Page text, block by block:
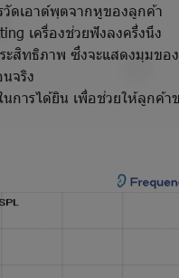
ดเอาต์พุตจากหูของลูกค้า
เครื่องช่วยฟังลงครึ่งนึง
ทธิภาพ ซึ่งจะแสดงมุมขอ
จริง
ารได้ยิน เพื่อช่วยให้ลูกค้า